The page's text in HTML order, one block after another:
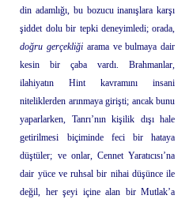
din adamlığı, bu bozucu inanışlara karşı
şiddet dolu bir tepki deneyimledi; orada,
doğru gerçekliği arama ve bulmaya dair
kesin bir çaba vardı. Brahmanlar,
ilahiyatın Hint kavramını insani
niteliklerden arınmaya girişti; ancak bunu
yaparlarken, Tanrı’nın kişilik dışı hale
getirilmesi biçiminde feci bir hataya
düştüler; ve onlar, Cennet Yaratıcısı’na
dair yüce ve ruhsal bir nihai düşünce ile
değil, her şeyi içine alan bir Mutlak’a